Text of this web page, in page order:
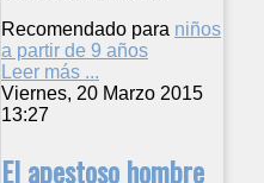
Recomendado para niños
a partir de 9 años
Leer más ...
Viernes, 20 Marzo 2015
13:27
El apestoso hombre